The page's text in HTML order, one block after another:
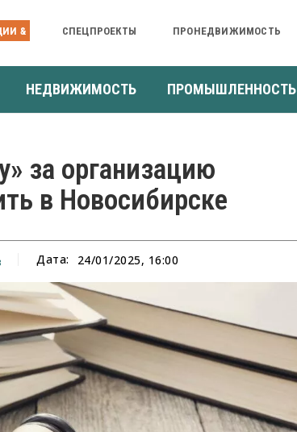
& СПЕЦПРОЕКТЫ ПРОНЕДВИЖИМОСТЬ
НЕДВИЖИМОСТЬ ПРОМЫШЛЕННОСТЬ
за организацию
в Новосибирске
Дата: 24/01/2025, 16:00